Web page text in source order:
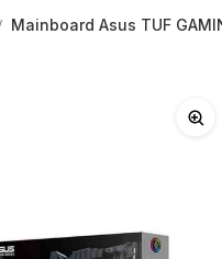
Mainboard Asus TUF